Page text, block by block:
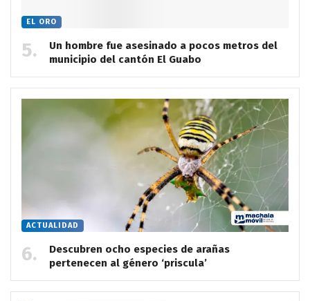
EL ORO
Un hombre fue asesinado a pocos metros del
municipio del cantón El Guabo
ACTUALIDAD
Descubren ocho especies de arañas
pertenecen al género ‘priscula’